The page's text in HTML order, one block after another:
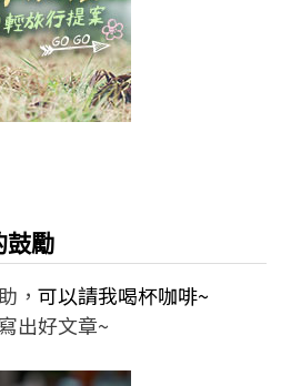
鼓勵
， 可以請我喝杯咖啡~
出好文章~